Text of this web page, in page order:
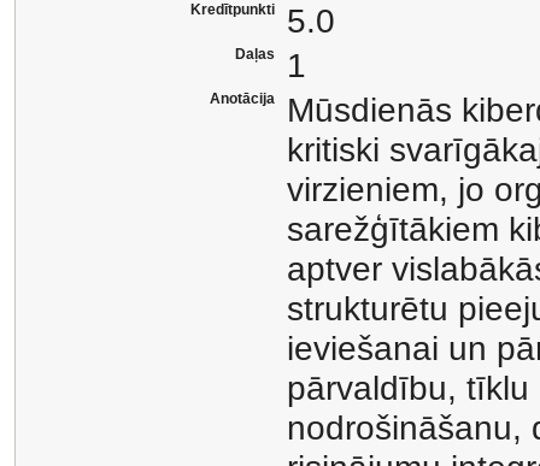
Kredītpunkti 5.0
Daļas 1
Anotācija
Mūsdienās
kritiski
virzieniem, jo
sarežģītākiem
aptver
strukturētu
ieviešanai un
pārvaldību, tīklu
nodrošināšanu,